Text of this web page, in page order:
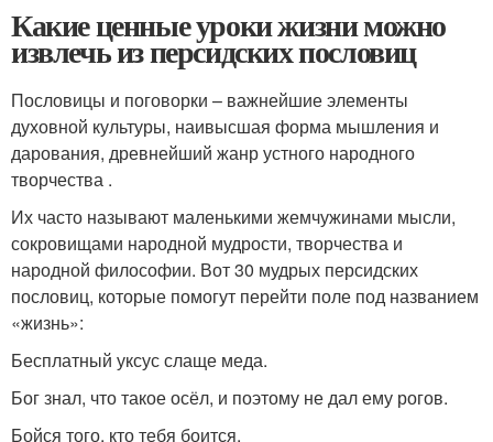
Какие ценные уроки жизни можно
извлечь из персидских пословиц
Пословицы и поговорки – важнейшие элементы
духовной культуры, наивысшая форма мышления и
дарования, древнейший жанр устного народного
творчества .
Их часто называют маленькими жемчужинами мысли,
сокровищами народной мудрости, творчества и
народной философии. Вот 30 мудрых персидских
пословиц, которые помогут перейти поле под названием
«жизнь»:
Бесплатный уксус слаще меда.
Бог знал, что такое осёл, и поэтому не дал ему рогов.
Бойся того, кто тебя боится.